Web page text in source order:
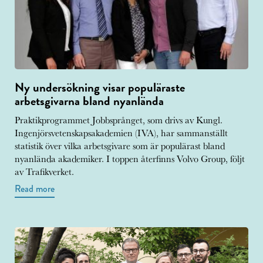
Ny undersökning visar populäraste
arbetsgivarna bland nyanlända
Praktikprogrammet Jobbsprånget, som drivs av Kungl.
Ingenjörsvetenskapsakademien (IVA), har sammanställt
statistik över vilka arbetsgivare som är populärast bland
nyanlända akademiker. I toppen återfinns Volvo Group, följt
av Trafikverket.
Read more